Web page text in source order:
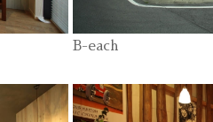
B-each